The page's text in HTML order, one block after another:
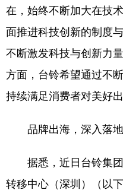
在，始终不断加大在技
面推进科技创新的制度
不断激发科技与创新力
方面，台铃希望通过不
持续满足消费者对美好
品牌出海，深入落地
据悉，近日台铃集团
转移中心（深圳）（以